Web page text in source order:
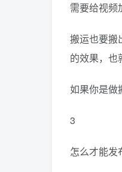
需要给视频
搬运也要搬
的效果，也
如果你是做
3
怎么才能发